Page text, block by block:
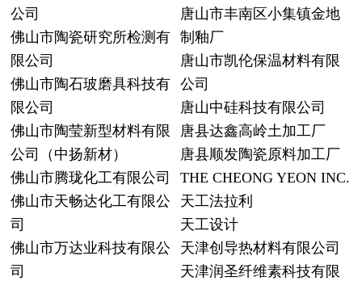
公司
佛山市陶瓷研究所检测有
限公司
佛山市陶石玻磨具科技有
限公司
佛山市陶莹新型材料有限
公司（中扬新材）
佛山市腾珑化工有限公司
佛山市天畅达化工有限公
司
佛山市万达业科技有限公
司
唐山市丰南区小集镇金地
制釉厂
唐山市凯伦保温材料有限
公司
唐山中硅科技有限公司
唐县达鑫高岭土加工厂
唐县顺发陶瓷原料加工厂
THE CHEONG YEON INC.
天工法拉利
天工设计
天津创导热材料有限公司
天津润圣纤维素科技有限